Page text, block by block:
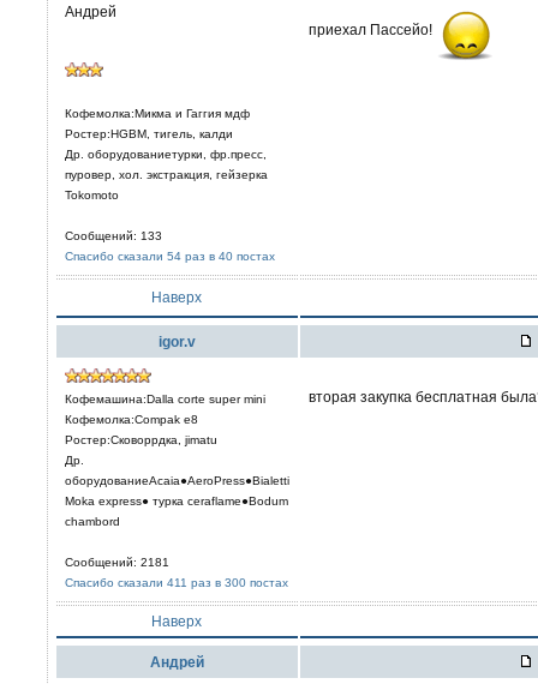
Андрей
Кофемолка:Микма и Гаггия мдф
Ростер:HGBM, тигель, калди
Др. оборудованиетурки, фр.пресс,
пуровер, хол. экстракция, гейзерка
Tokomoto
Сообщений: 133
Спасибо сказали 54 раз в 40 постах
приехал Пассейо!
Наверх
igor.v
Кофемашина:Dalla corte super mini
Кофемолка:Compak e8
Ростер:Сковоррдка, jimatu
Др.
оборудованиеAcaia●AeroPress●Bialetti
Moka express● турка сeraflame●Bodum
chambord
Сообщений: 2181
Спасибо сказали 411 раз в 300 постах
вторая закупка бесплатная
Наверх
Aндрей